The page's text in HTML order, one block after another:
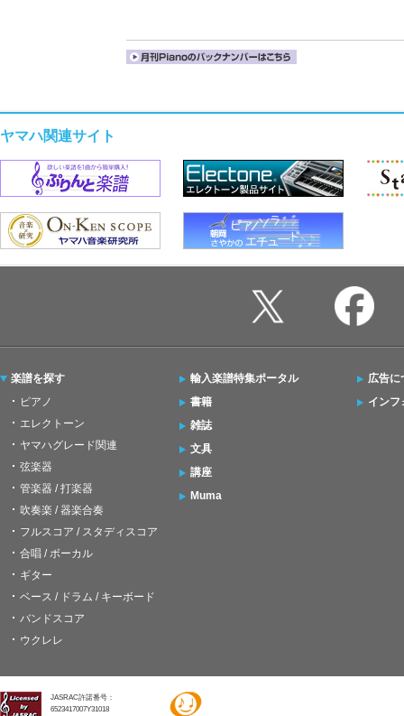
ヤマハ関連サイト
楽譜を探す
ピアノ
エレクトーン
ヤマハグレード関連
弦楽器
管楽器 / 打楽器
吹奏楽 / 器楽合奏
フルスコア / スタディスコア
合唱 / ボーカル
ギター
ベース / ドラム / キーボード
バンドスコア
ウクレレ
輸入楽譜特集ポータル
書籍
雑誌
文具
講座
Muma
広告に
インフ
JASRAC許諾番号：
6523417007Y31018